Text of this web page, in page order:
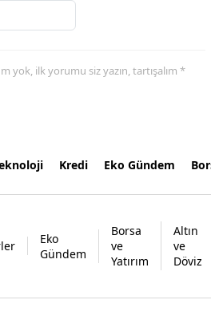
yok, ilk yorumu siz yazın, tartışalım *
Kredi Eko Gündem
Eko
Gündem
Borsa
ve
Yatırım
Altın
ve
Döviz